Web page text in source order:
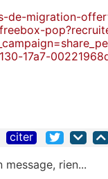
de-migration-
17a7-
citer
message, rien...